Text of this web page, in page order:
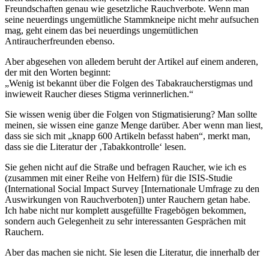
Freundschaften genau wie gesetzliche Rauchverbote. Wenn man
seine neuerdings ungemütliche Stammkneipe nicht mehr aufsuchen
mag, geht einem das bei neuerdings ungemütlichen
Antiraucherfreunden ebenso.
Aber abgesehen von alledem beruht der Artikel auf einem anderen,
der mit den Worten beginnt:
„Wenig ist bekannt über die Folgen des Tabakraucherstigmas und
inwieweit Raucher dieses Stigma verinnerlichen.“
Sie wissen wenig über die Folgen von Stigmatisierung? Man sollte
meinen, sie wissen eine ganze Menge darüber. Aber wenn man liest,
dass sie sich mit „knapp 600 Artikeln befasst haben“, merkt man,
dass sie die Literatur der ‚Tabakkontrolle‘ lesen.
Sie gehen nicht auf die Straße und befragen Raucher, wie ich es
(zusammen mit einer Reihe von Helfern) für die ISIS-Studie
(International Social Impact Survey [Internationale Umfrage zu den
Auswirkungen von Rauchverboten]) unter Rauchern getan habe.
Ich habe nicht nur komplett ausgefüllte Fragebögen bekommen,
sondern auch Gelegenheit zu sehr interessanten Gesprächen mit
Rauchern.
Aber das machen sie nicht. Sie lesen die Literatur, die innerhalb der